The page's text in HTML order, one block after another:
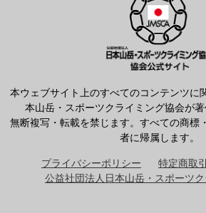
本ウェブサイト上のすべてのコンテンツに
本山岳・スポーツクライミング協会が著
無断複写・転載を禁じます。すべての商標
者に帰属します。
プライバシーポリシー
特定商取
公益社団法人日本山岳・スポーツ